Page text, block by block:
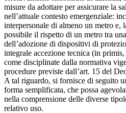
misure da adottare per assicurare la
nell’attuale contesto emergenziale:
interpersonale di almeno un metro e,
possibile il rispetto di un metro tra
dell’adozione di dispositivi di
integrale accezione tecnica (in
come disciplinate dalla normativa
procedure previste dall’art. 15 del
A tal riguardo, si fornisce di seguito
forma semplificata, che possa
nella comprensione delle diverse
relativo uso.